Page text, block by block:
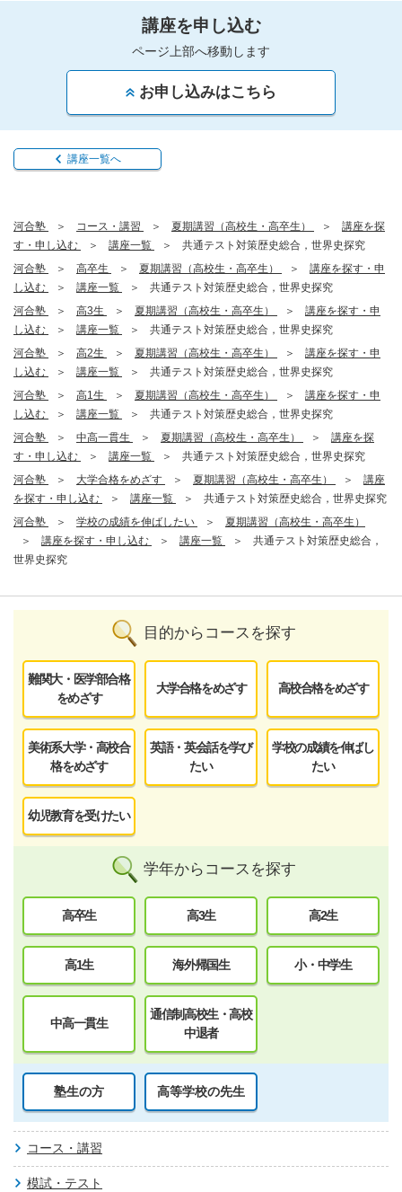
講座を申し込む
ページ上部へ移動します
お申し込みはこちら
講座一覧へ
河合塾 コース・講習 夏期講習（高校生・高卒生）
講座を探
す・申し込む
講座一覧
共通テスト対策歴史総合，世界史探究
河合塾
高卒生 夏期講習（高校生・高卒生）
講座を探す・申
し込む
講座一覧
共通テスト対策歴史総合，世界史探究
河合塾
高3生 夏期講習（高校生・高卒生）
講座を探す・申
し込む
講座一覧
共通テスト対策歴史総合，世界史探究
河合塾
高2生 夏期講習（高校生・高卒生）
講座を探す・申
し込む
講座一覧
共通テスト対策歴史総合，世界史探究
河合塾
高1生 夏期講習（高校生・高卒生）
講座を探す・申
し込む
講座一覧
共通テスト対策歴史総合，世界史探究
河合塾
中高一貫生 夏期講習（高校生・高卒生）
講座を探
す・申し込む
講座一覧
共通テスト対策歴史総合，世界史探究
河合塾
大学合格をめざす 夏期講習（高校生・高卒生）
講座
を探す・申し込む
講座一覧
共通テスト対策歴史総合，世界史探究
河合塾
学校の成績を伸ばしたい
夏期講習（高校生・高卒生）
講座を探す・申し込む
講座一覧
共通テスト対策歴史総合，
世界史探究
目的からコースを探す
難関大・医学部合格
をめざす
大学合格をめざす 高校合格をめざす
美術系大学・高校合
格をめざす
英語・英会話を学び
たい
学校の成績を伸ばし
たい
幼児教育を受けたい
学年からコースを探す
高卒生 高3生 高2生
高1生 海外帰国生 小・中学生
中高一貫生
通信制高校生・高校
中退者
塾生の方 高等学校の先生
コース・講習
模試・テスト